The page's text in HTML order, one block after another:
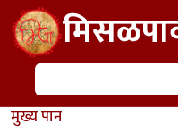
Skip to main content
शोध
मुख्य पान